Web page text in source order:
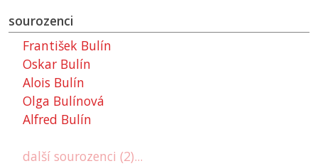
sourozenci
František Bulín
Oskar Bulín
Alois Bulín
Olga Bulínová
Alfred Bulín
další sourozenci (2)...